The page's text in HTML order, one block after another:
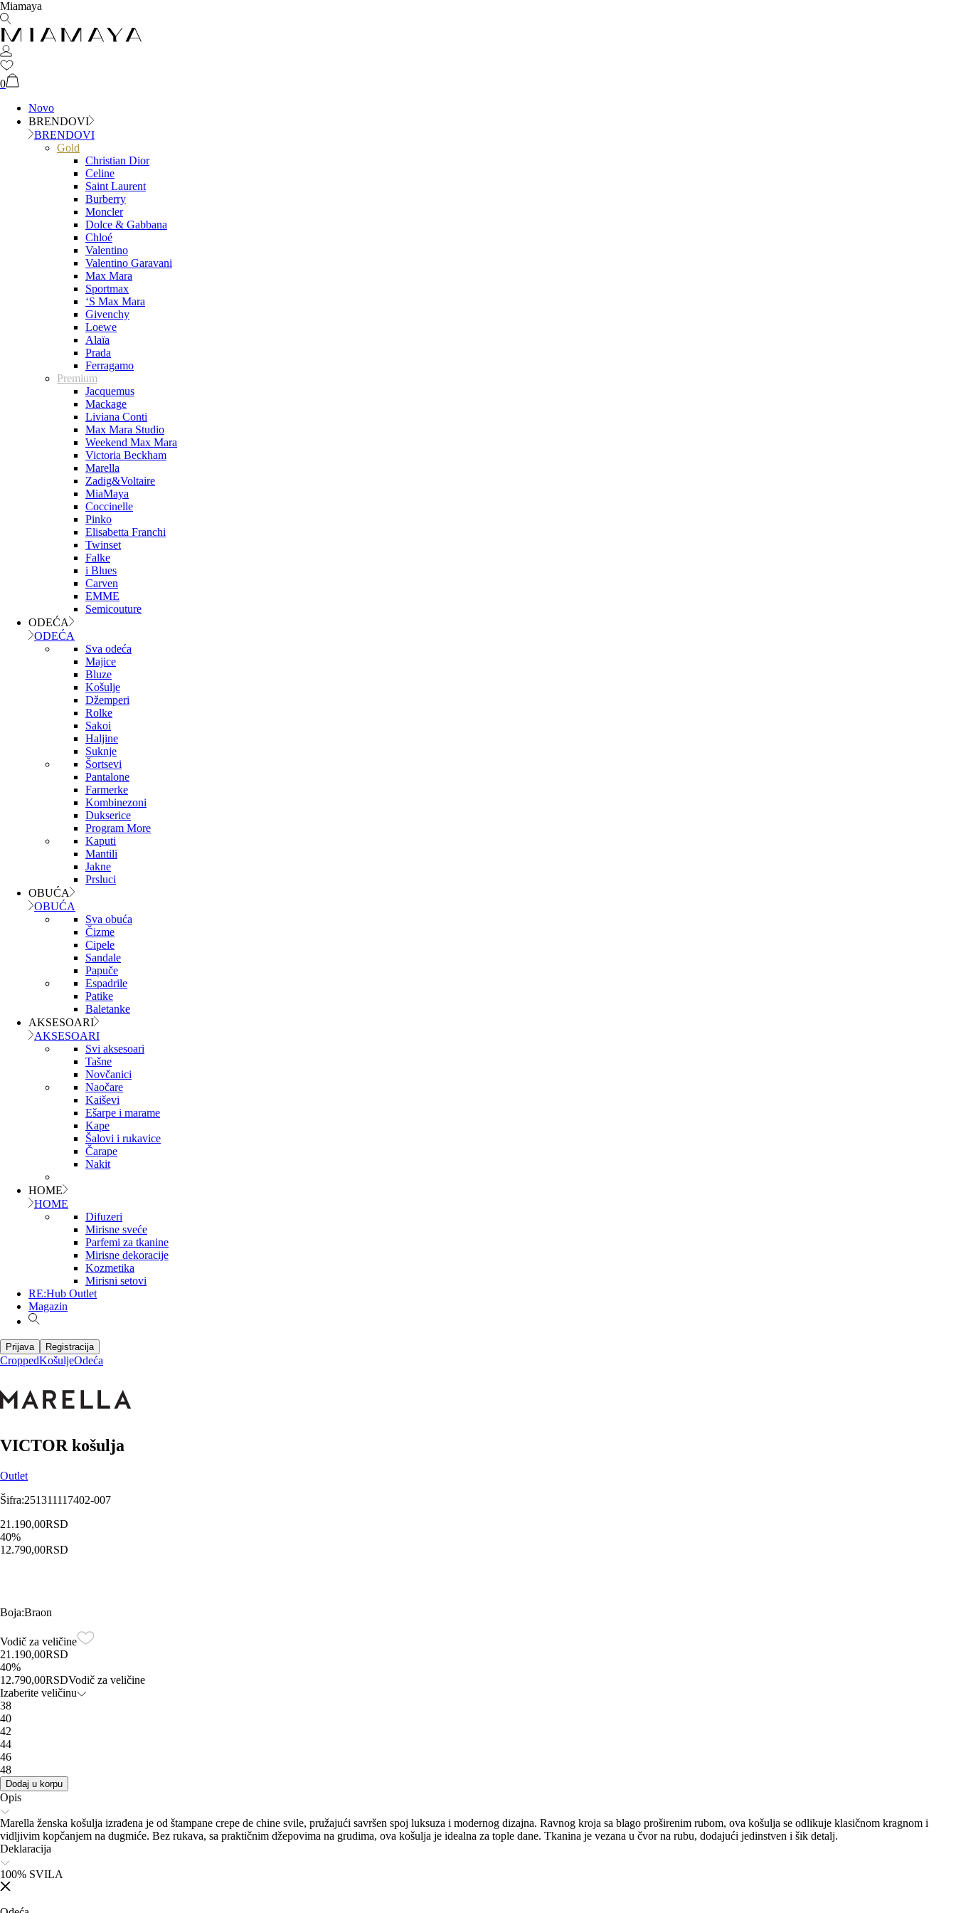
Miamaya
0
Novo
BRENDOVI
BRENDOVI
Gold
Christian Dior
Celine
Saint Laurent
Burberry
Moncler
Dolce & Gabbana
Chloé
Valentino
Valentino Garavani
Max Mara
Sportmax
‘S Max Mara
Givenchy
Loewe
Alaïa
Prada
Ferragamo
Premium
Jacquemus
Mackage
Liviana Conti
Max Mara Studio
Weekend Max Mara
Victoria Beckham
Marella
Zadig&Voltaire
MiaMaya
Coccinelle
Pinko
Elisabetta Franchi
Twinset
Falke
i Blues
Carven
EMME
Semicouture
ODEĆA
ODEĆA
Sva odeća
Majice
Bluze
Košulje
Džemperi
Rolke
Sakoi
Haljine
Suknje
Šortsevi
Pantalone
Farmerke
Kombinezoni
Dukserice
Program More
Kaputi
Mantili
Jakne
Prsluci
OBUĆA
OBUĆA
Sva obuća
Čizme
Cipele
Sandale
Papuče
Espadrile
Patike
Baletanke
AKSESOARI
AKSESOARI
Svi aksesoari
Tašne
Novčanici
Naočare
Kaiševi
Ešarpe i marame
Kape
Šalovi i rukavice
Čarape
Nakit
HOME
HOME
Difuzeri
Mirisne sveće
Parfemi za tkanine
Mirisne dekoracije
Kozmetika
Mirisni setovi
RE:Hub Outlet
Magazin
Prijava Registracija
CroppedKošuljeOdeća
VICTOR košulja
Outlet
Šifra:251311117402-007
21.190,00RSD
40%
12.790,00RSD
Boja:Braon
Vodič za veličine
21.190,00RSD
40%
12.790,00RSDVodič za veličine
Izaberite veličinu
38
40
42
44
46
48
Dodaj u korpu
Opis
Marella ženska košulja izrađena je od štampane crepe de chine svile, pružajući savršen spoj luksuza i modernog dizajna. Ravnog kroja sa blago proširenim rubom, ova košulja se odlikuje klasičnom kragnom i
vidljivim kopčanjem na dugmiće. Bez rukava, sa praktičnim džepovima na grudima, ova košulja je idealna za tople dane. Tkanina je vezana u čvor na rubu, dodajući jedinstven i šik detalj.
Deklaracija
100% SVILA